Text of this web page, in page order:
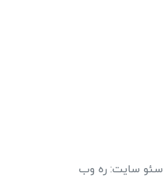
سئو سایت: ره وب